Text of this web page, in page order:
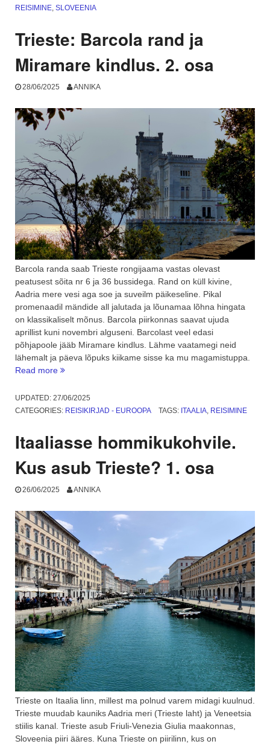
REISIMINE SLOVEENIA
Trieste: Barcola rand ja
Miramare kindlus. 2. osa
28/06/2025 ANNIKA
Barcola randa saab Trieste rongijaama vastas olevast
peatusest sõita nr 6 ja 36 bussidega. Rand on küll kivine,
Aadria mere vesi aga soe ja suveilm päikeseline. Pikal
promenaadil mändide all jalutada ja lõunamaa lõhna hingata
on klassikaliselt mõnus. Barcola piirkonnas saavat ujuda
aprillist kuni novembri alguseni. Barcolast veel edasi
põhjapoole jääb Miramare kindlus. Lähme vaatamegi neid
lähemalt ja päeva lõpuks kiikame sisse ka mu magamistuppa.
Read more “Trieste:
rand
ja
2.
UPDATED: 27/06/2025
CATEGORIES: REISIKIRJAD - EUROOPA TAGS: ITAALIA, REISIMINE
Itaaliasse hommikukohvile.
Kus asub Trieste? 1. osa
26/06/2025 ANNIKA
Trieste on Itaalia linn, millest ma polnud varem midagi kuulnud.
Trieste muudab kauniks Aadria meri (Trieste laht) ja Veneetsia
stiilis kanal. Trieste asub Friuli-Venezia Giulia maakonnas,
Sloveenia piiri ääres. Kuna Trieste on piirilinn, kus on